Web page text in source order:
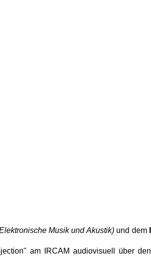
Musik und Akustik) und dem
am IRCAM audiovisuell über den